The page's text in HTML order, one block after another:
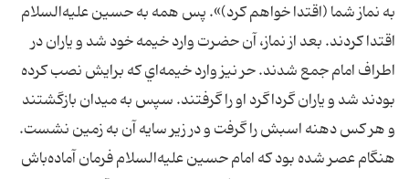
به نماز شما (اقتدا خواهم كرد)». پس همه به حسين عليه‌السلام
اقتدا كردند. بعد از نماز، آن حضرت وارد خيمه خود شد و ياران در
اطراف امام جمع شدند. حر نيز وارد خيمه‌اي كه برايش نصب كرده
بودند شد و ياران گرداگرد او را گرفتند. سپس به ميدان بازگشتند
و هر كس دهنه اسبش را گرفت و در زير سايه آن به زمين نشست.
هنگام عصر شده بود كه امام حسين عليه‌السلام فرمان آماده‌باش